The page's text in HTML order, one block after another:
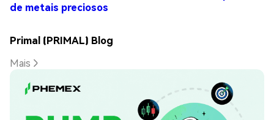
de metais preciosos
Primal (PRIMAL) Blog
Mais